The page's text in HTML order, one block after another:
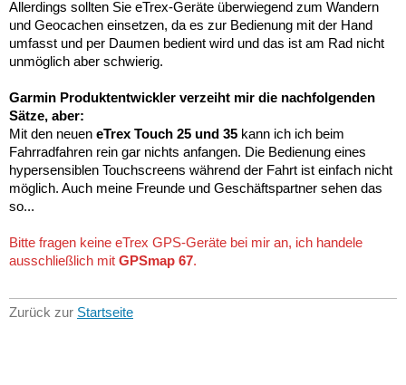
Allerdings sollten Sie eTrex-Geräte überwiegend zum Wandern
und Geocachen einsetzen, da es zur Bedienung mit der Hand
umfasst und per Daumen bedient wird und das ist am Rad nicht
unmöglich aber schwierig.
Garmin Produktentwickler verzeiht mir die nachfolgenden
Sätze, aber:
Mit den neuen eTrex Touch 25 und 35 kann ich ich beim
Fahrradfahren rein gar nichts anfangen. Die Bedienung eines
hypersensiblen Touchscreens während der Fahrt ist einfach nicht
möglich. Auch meine Freunde und Geschäftspartner sehen das
so...
Bitte fragen keine eTrex GPS-Geräte bei mir an, ich handele
ausschließlich mit GPSmap 67.
Zurück zur Startseite